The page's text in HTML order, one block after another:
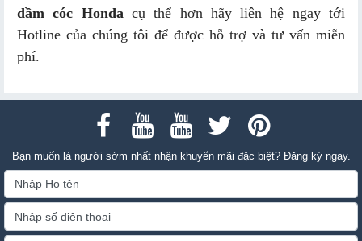
đầm cóc Honda cụ thể hơn hãy liên hệ ngay tới
Hotline của chúng tôi để được hỗ trợ và tư vấn miễn
phí.
Bạn muốn là người sớm nhất nhận khuyến mãi đặc biệt? Đăng ký ngay.